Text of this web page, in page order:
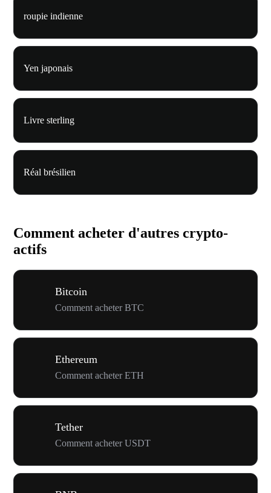
roupie indienne
Yen japonais
Livre sterling
Réal brésilien
Comment acheter d'autres crypto-
actifs
Bitcoin
Comment acheter BTC
Ethereum
Comment acheter ETH
Tether
Comment acheter USDT